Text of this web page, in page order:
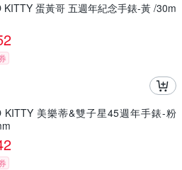
KITTY 蛋黃哥 五週年紀念手錶-黃 /30m
KITTY 美樂蒂&雙子星45週年手錶-粉